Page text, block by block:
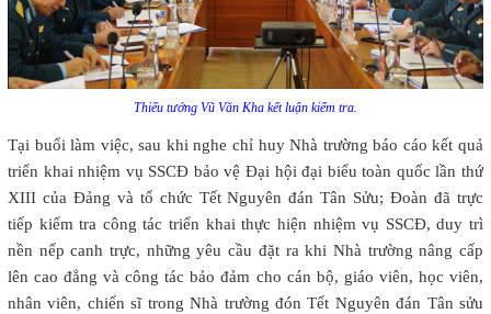
Thiếu tướng Vũ Văn Kha kết luận kiểm tra.
Tại buổi làm việc, sau khi nghe chỉ huy Nhà trường báo cáo kết quả
triển khai nhiệm vụ SSCĐ bảo vệ Đại hội đại biểu toàn quốc lần thứ
XIII của Đảng và tổ chức Tết Nguyên đán Tân Sửu; Đoàn đã trực
tiếp kiểm tra công tác triển khai thực hiện nhiệm vụ SSCĐ, duy trì
nền nếp canh trực, những yêu cầu đặt ra khi Nhà trường nâng cấp
lên cao đẳng và công tác bảo đảm cho cán bộ, giáo viên, học viên,
nhân viên, chiến sĩ trong Nhà trường đón Tết Nguyên đán Tân sửu